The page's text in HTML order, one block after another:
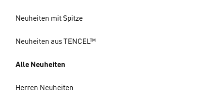
Neuheiten mit Spitze
Neuheiten aus TENCEL™
Alle Neuheiten
Herren Neuheiten